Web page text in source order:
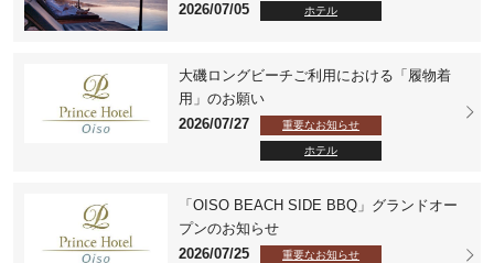
2026/07/05
ホテル
大磯ロングビーチご利用における「履物着
用」のお願い
2026/07/27
重要なお知らせ
ホテル
「OISO BEACH SIDE BBQ」グランドオー
プンのお知らせ
2026/07/25
重要なお知らせ